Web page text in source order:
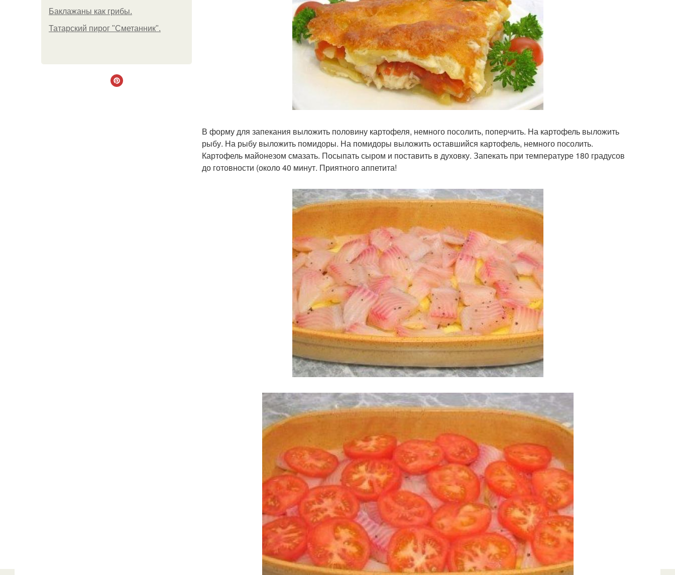
Баклажаны как грибы.
Татарский пирог "Сметанник".
В форму для запекания выложить половину картофеля, немного посолить, поперчить. На картофель выложить
рыбу. На рыбу выложить помидоры. На помидоры выложить оставшийся картофель, немного посолить.
Картофель майонезом смазать. Посыпать сыром и поставить в духовку. Запекать при температуре 180 градусов
до готовности (около 40 минут. Приятного аппетита!